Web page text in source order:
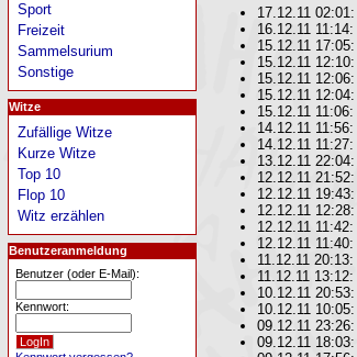
17.12.11 02:01:
16.12.11 11:14:
15.12.11 17:05:
15.12.11 12:10:
15.12.11 12:06:
15.12.11 12:04:
15.12.11 11:06:
14.12.11 11:56:
14.12.11 11:27:
13.12.11 22:04:
12.12.11 21:52:
12.12.11 19:43:
12.12.11 12:28:
12.12.11 11:42:
12.12.11 11:40:
11.12.11 20:13:
11.12.11 13:12:
10.12.11 20:53:
10.12.11 10:05:
09.12.11 23:26:
09.12.11 18:03:
Sport
Freizeit
Sammelsurium
Sonstige
Witze
Zufällige Witze
Kurze Witze
Top 10
Flop 10
Witz erzählen
Benutzeranmeldung
Benutzer (oder E-Mail):
Kennwort: